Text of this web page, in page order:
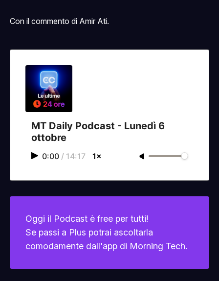
Con il commento di Amir Ati.
MT Daily Podcast - Lunedì 6
ottobre
0:00 / 14:17 1×
Oggi il Podcast è free per tutti!
Se passi a Plus potrai ascoltarla
comodamente dall'app di Morning Tech.